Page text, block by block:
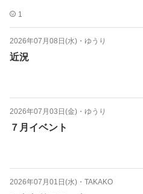
1
2026年07月08日(水) ・ ゆうり
近況
2026年07月03日(金) ・ ゆうり
７月イベント
2026年07月01日(水) ・ TAKAKO